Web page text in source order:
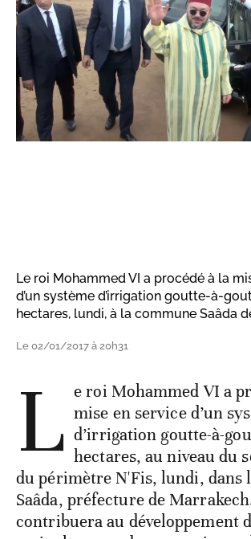
Le roi Mohammed VI a procédé à la
d’un système d’irrigation goutte-à-
hectares, lundi, à la commune Saâda
Le 02/01/2017 à 20h31
L e roi Mohammed VI a
mise en service d’un
d’irrigation goutte-à-
hectares, au niveau du
du périmètre N'Fis, lundi, dans
Saâda, préfecture de
contribuera au développement